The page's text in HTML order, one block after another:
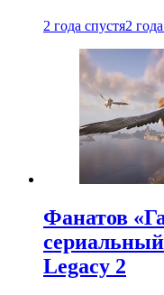
2 года спустя2
Фанатов
Legacy 2